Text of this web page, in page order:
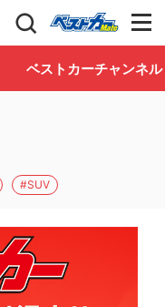
トカー」 Club
ベストカーチャンネル
#SUV